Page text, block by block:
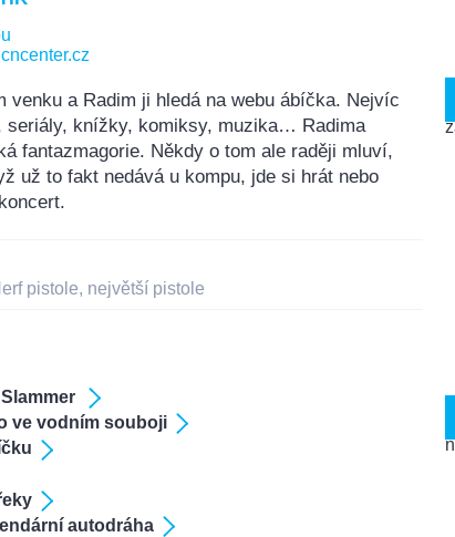
venku a Radim ji hledá na webu ábíčka. Nejvíc
seriály, knížky, komiksy, muzika… Radima
fantazmagorie. Někdy o tom ale raději mluví,
už to fakt nedává u kompu, jde si hrát nebo
pistole, největší pistole
ve vodním souboji
autodráha